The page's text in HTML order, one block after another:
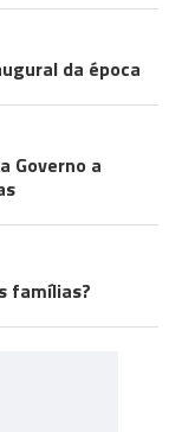
da época
Governo a
famílias?